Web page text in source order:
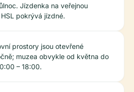
Jízdenka na veřejnou
pokrývá jízdné.
prostory jsou otevřené
muzea obvykle od května do
– 18:00.